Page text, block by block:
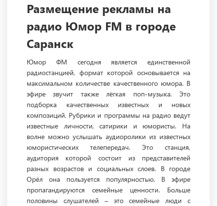
Размещение рекламы на
радио Юмор FM в городе
Саранск
Юмор ФМ сегодня является единственной
радиостанцией, формат которой основывается на
максимальном количестве качественного юмора. В
эфире звучит также лёгкая поп-музыка. Это
подборка качественных известных и новых
композиций. Рубрики и программы на радио ведут
известные личности, сатирики и юмористы. На
волне можно услышать аудиоролики из известных
юмористических телепередач. Это станция,
аудитория которой состоит из представителей
разных возрастов и социальных слоев. В городе
Орёл она пользуется популярностью. В эфире
пропагандируются семейные ценности. Больше
половины слушателей – это семейные люди с